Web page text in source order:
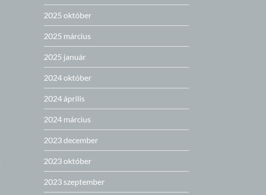
2025 október
2025 március
2025 január
2024 október
2024 április
2024 március
2023 december
2023 október
2023 szeptember